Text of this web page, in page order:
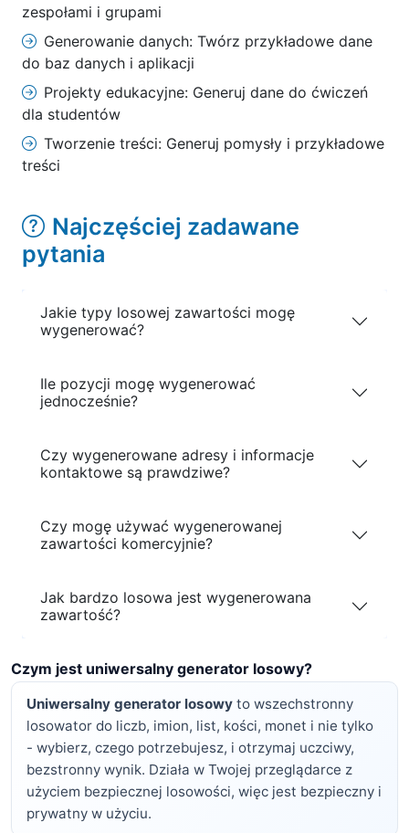
zespołami i grupami
Generowanie danych: Twórz przykładowe dane
do baz danych i aplikacji
Projekty edukacyjne: Generuj dane do ćwiczeń
dla studentów
Tworzenie treści: Generuj pomysły i przykładowe
treści
Najczęściej zadawane
pytania
Jakie typy losowej zawartości mogę
wygenerować?
Ile pozycji mogę wygenerować
jednocześnie?
Czy wygenerowane adresy i informacje
kontaktowe są prawdziwe?
Czy mogę używać wygenerowanej
zawartości komercyjnie?
Jak bardzo losowa jest wygenerowana
zawartość?
Czym jest uniwersalny generator losowy?
Uniwersalny generator losowy to wszechstronny
losowator do liczb, imion, list, kości, monet i nie tylko
- wybierz, czego potrzebujesz, i otrzymaj uczciwy,
bezstronny wynik. Działa w Twojej przeglądarce z
użyciem bezpiecznej losowości, więc jest bezpieczny i
prywatny w użyciu.